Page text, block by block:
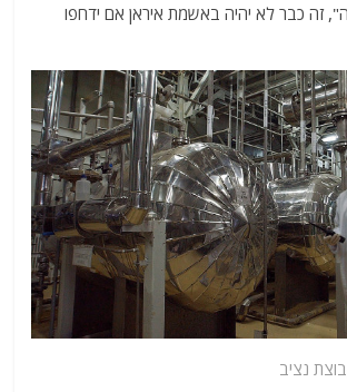
זה כבר לא יהיה באשמת איראן אם ידחפו
נציב